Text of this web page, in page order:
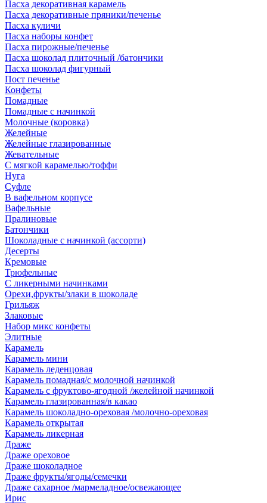
Пасха декоративная карамель
Пасха декоративные пряники/печенье
Пасха куличи
Пасха наборы конфет
Пасха пирожные/печенье
Пасха шоколад плиточный /батончики
Пасха шоколад фигурный
Пост печенье
Конфеты
Помадные
Помадные с начинкой
Молочные (коровка)
Желейные
Желейные глазированные
Жевательные
С мягкой карамелью/тоффи
Нуга
Суфле
В вафельном корпусе
Вафельные
Пралиновые
Батончики
Шоколадные с начинкой (ассорти)
Десерты
Кремовые
Трюфельные
С ликерными начинками
Орехи,фрукты/злаки в шоколаде
Грильяж
Злаковые
Набор микс конфеты
Элитные
Карамель
Карамель мини
Карамель леденцовая
Карамель помадная/с молочной начинкой
Карамель с фруктово-ягодной /желейной начинкой
Карамель глазированная/в какао
Карамель шоколадно-ореховая /молочно-ореховая
Карамель открытая
Карамель ликерная
Драже
Драже ореховое
Драже шоколадное
Драже фрукты/ягоды/семечки
Драже сахарное /мармеладное/освежающее
Ирис